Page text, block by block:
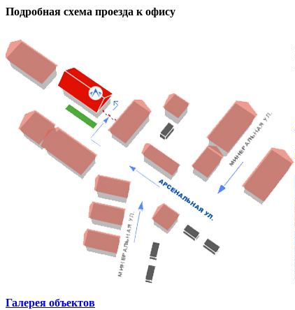
Подробная схема проезда к офису
Галерея объектов